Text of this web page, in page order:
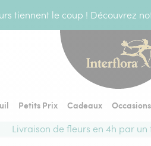
tiennent le coup ! Découvrez
Petits Prix Cadeaux Occasions
Livraison de fleurs en 4h par